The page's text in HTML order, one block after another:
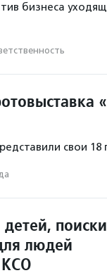
бизнеса
свои 18
поиски
людей